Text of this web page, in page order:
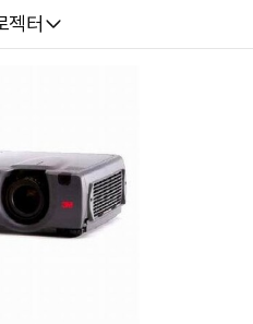
와
젝터